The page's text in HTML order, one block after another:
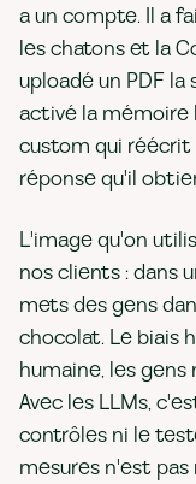
a un compte. Il a
les chatons et la
uploadé un PDF
activé la mémoire
custom qui réécrit
réponse qu'il
L'image qu'on
nos clients : dans
mets des gens
chocolat. Le biais
humaine, les
Avec les LLMs,
contrôles ni le
mesures n'est